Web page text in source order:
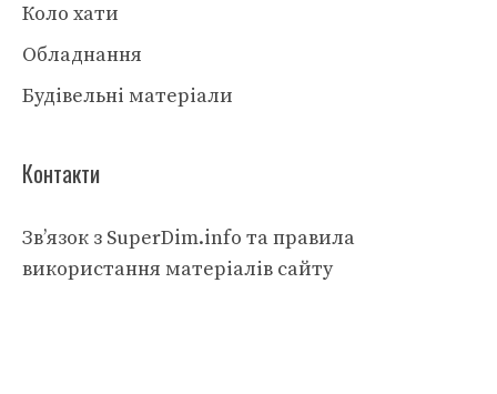
Коло хати
Обладнання
Будівельні матеріали
Контакти
Зв’язок з SuperDim.info та правила
використання матеріалів сайту